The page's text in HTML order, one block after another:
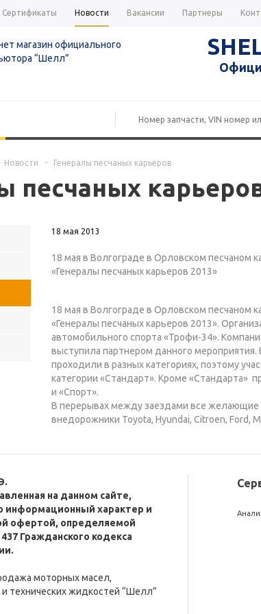
Сертификаты Новости Вакансии Партнеры
Новости - Генералы песчаных карьеров
песчаных
18 мая 2013
18 мая в Волгограде в Орловском песчаном
«Генералы песчаных карьеров 2013»
18 мая в Волгограде в Орловском песчаном
«Генералы песчаных карьеров 2013».
автомобильного спорта «Трофи-34».
выступила партнером данного
проходили в разных категориях, поэтому
категории «Стандарт». Кроме «Стандарта»
и «Спорт».
В перерывах между заездами все желающие
внедорожники Toyota, Hyundai, Citroen, Ford,
на данном сайте,
информационный характер и
офертой, определяемой
Гражданского кодекса
моторных масел,
технических жидкостей “Шелл”